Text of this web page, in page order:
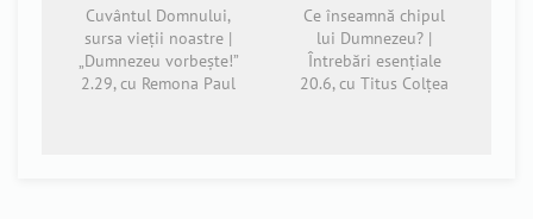
Cuvântul Domnului,
sursa vieții noastre |
„Dumnezeu vorbește!”
2.29, cu Remona Paul
Ce înseamnă chipul
lui Dumnezeu? |
Întrebări esențiale
20.6, cu Titus Colțea